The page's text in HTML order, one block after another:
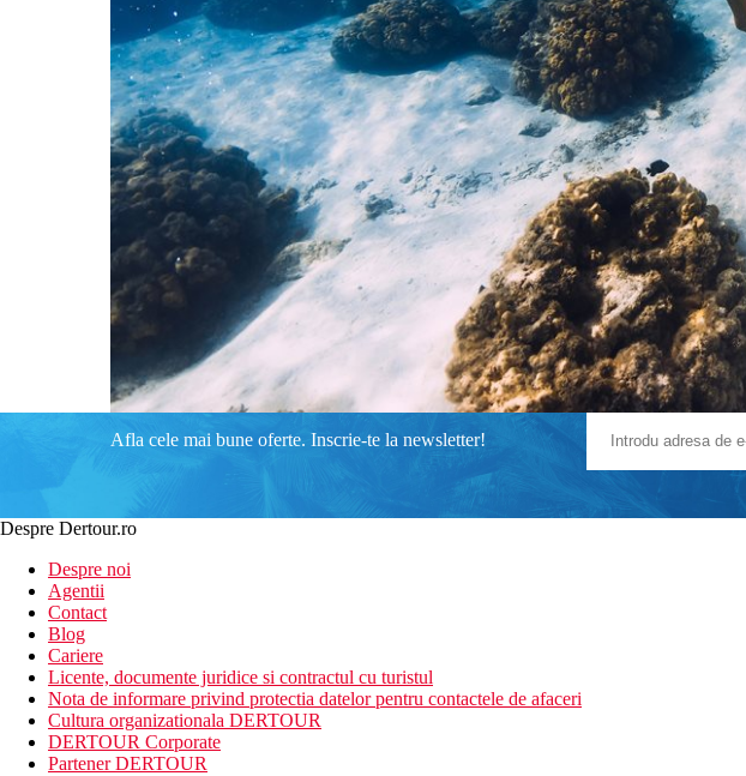
Afla cele mai bune oferte. Inscrie-te la newsletter!
Despre Dertour.ro
Despre noi
Agentii
Contact
Blog
Cariere
Licente, documente juridice si contractul cu turistul
Nota de informare privind protectia datelor pentru contactele de afaceri
Cultura organizationala DERTOUR
DERTOUR Corporate
Partener DERTOUR